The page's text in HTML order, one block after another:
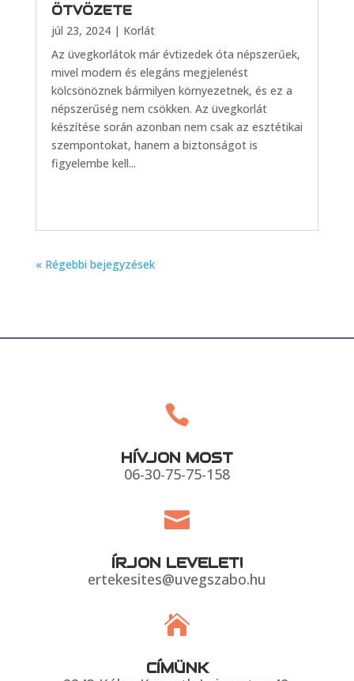
ÖTVÖZETE
júl 23, 2024| Korlát
Az üvegkorlátok már évtizedek óta népszerűek,
mivel modern és elegáns megjelenést
kölcsönöznek bármilyen környezetnek, és ez a
népszerűség nem csökken. Az üvegkorlát
készítése során azonban nem csak az esztétikai
szempontokat, hanem a biztonságot is
figyelembe kell...
« Régebbi bejegyzések

HÍVJON MOST
06-30-75-75-158

ÍRJON LEVELET!
ertekesites@uvegszabo.hu

CÍMÜNK